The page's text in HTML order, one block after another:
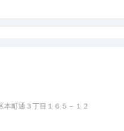
本町通３丁目１６５－１２